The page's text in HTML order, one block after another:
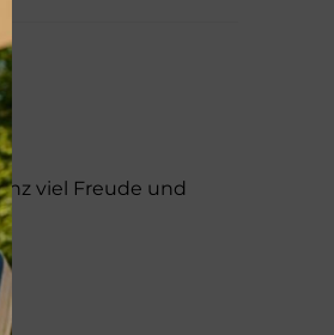
viel Freude und